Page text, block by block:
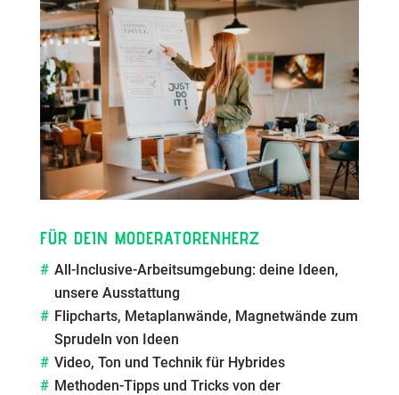
FÜR DEIN MODERATORENHERZ
All-Inclusive-Arbeitsumgebung: deine Ideen,
unsere Ausstattung
Flipcharts, Metaplanwände, Magnetwände zum
Sprudeln von Ideen
Video, Ton und Technik für Hybrides
Methoden-Tipps und Tricks von der